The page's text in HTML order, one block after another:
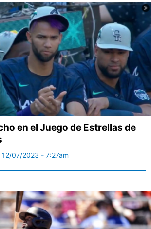
en el Juego de Estrellas de
12/07/2023 - 7:27am